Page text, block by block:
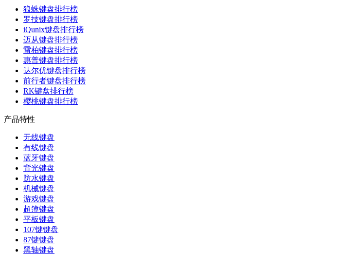
狼蛛键盘排行榜
罗技键盘排行榜
iQunix键盘排行榜
迈从键盘排行榜
雷柏键盘排行榜
惠普键盘排行榜
达尔优键盘排行榜
前行者键盘排行榜
RK键盘排行榜
樱桃键盘排行榜
产品特性
无线键盘
有线键盘
蓝牙键盘
背光键盘
防水键盘
机械键盘
游戏键盘
超簿键盘
平板键盘
107键键盘
87键键盘
黑轴键盘